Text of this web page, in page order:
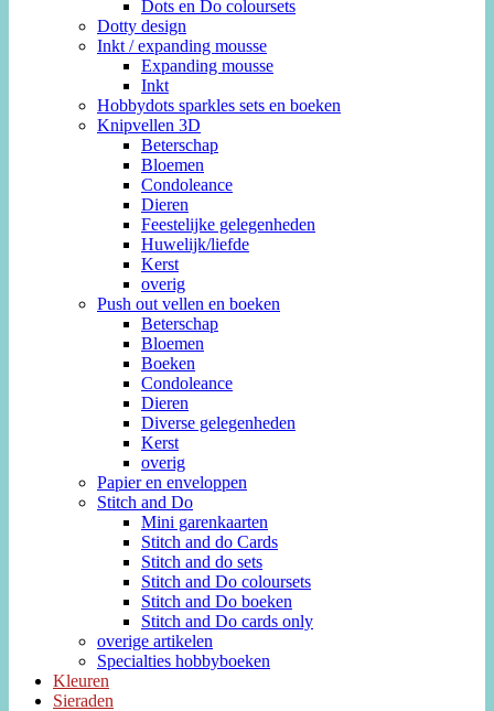
Dots en Do coloursets
Dotty design
Inkt / expanding mousse
Expanding mousse
Inkt
Hobbydots sparkles sets en boeken
Knipvellen 3D
Beterschap
Bloemen
Condoleance
Dieren
Feestelijke gelegenheden
Huwelijk/liefde
Kerst
overig
Push out vellen en boeken
Beterschap
Bloemen
Boeken
Condoleance
Dieren
Diverse gelegenheden
Kerst
overig
Papier en enveloppen
Stitch and Do
Mini garenkaarten
Stitch and do Cards
Stitch and do sets
Stitch and Do coloursets
Stitch and Do boeken
Stitch and Do cards only
overige artikelen
Specialties hobbyboeken
Kleuren
Sieraden